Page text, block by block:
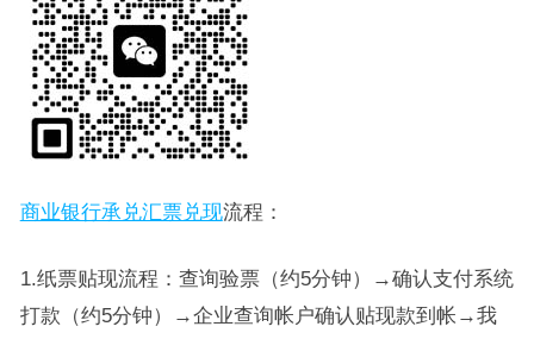
商业银行承兑汇票兑现流程：
1.纸票贴现流程：查询验票（约5分钟）→确认支付系统
打款（约5分钟）→企业查询帐户确认贴现款到帐→我